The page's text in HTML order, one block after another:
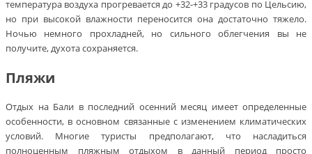
температура воздуха прогревается до +32-+33 градусов по Цельсию,
но при высокой влажности переносится она достаточно тяжело.
Ночью немного прохладней, но сильного облегчения вы не
получите, духота сохраняется.
Пляжи
Отдых на Бали в последний осенний месяц имеет определенные
особенности, в основном связанные с изменением климатических
условий. Многие туристы предполагают, что насладиться
полноценным пляжным отдыхом в данный период просто